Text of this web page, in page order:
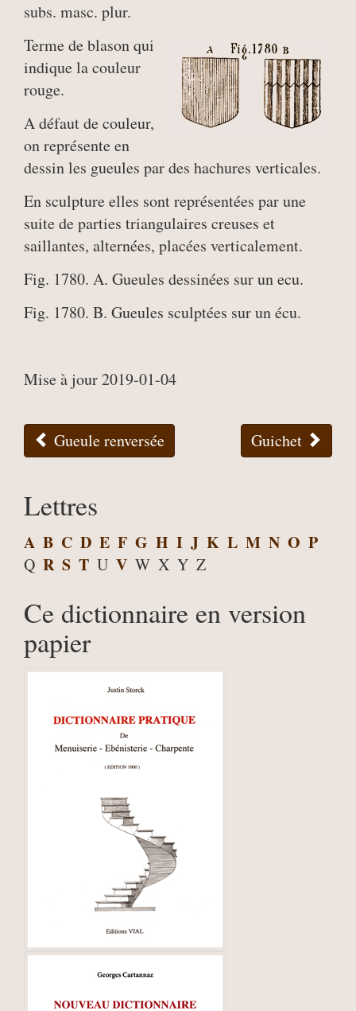
subs. masc. plur.
Terme de blason qui
indique la couleur
rouge.
A défaut de couleur,
on représente en
dessin les gueules par des hachures verticales.
En sculpture elles sont représentées par une
suite de parties triangulaires creuses et
saillantes, alternées, placées verticalement.
Fig. 1780. A. Gueules dessinées sur un ecu.
Fig. 1780. B. Gueules sculptées sur un écu.
Mise à jour 2019-01-04
Gueule renversée Guichet
Lettres
A B C D E F G H I J K L M N O P
Q R S T U V W X Y Z
Ce dictionnaire en version
papier